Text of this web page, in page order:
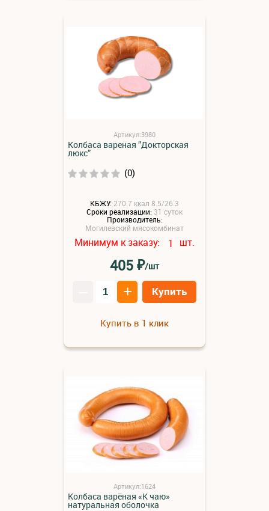
Артикул:3980
Колбаса вареная ”Докторская
люкс”
(0)
КБЖУ: 270.7 ккал 8.5/26.3
Сроки реализации: 31 суток
Производитель:
Могилевский мясокомбинат
Минимум к заказу: 1 шт.
405₽/шт
+ Купить
Купить в 1 клик
Артикул:1624
Колбаса варёная «К чаю»
натуральная оболочка